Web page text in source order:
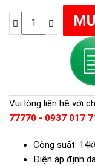
Vui lòng liên hệ với
77770 - 0937 017
Công suất:
Điện áp định